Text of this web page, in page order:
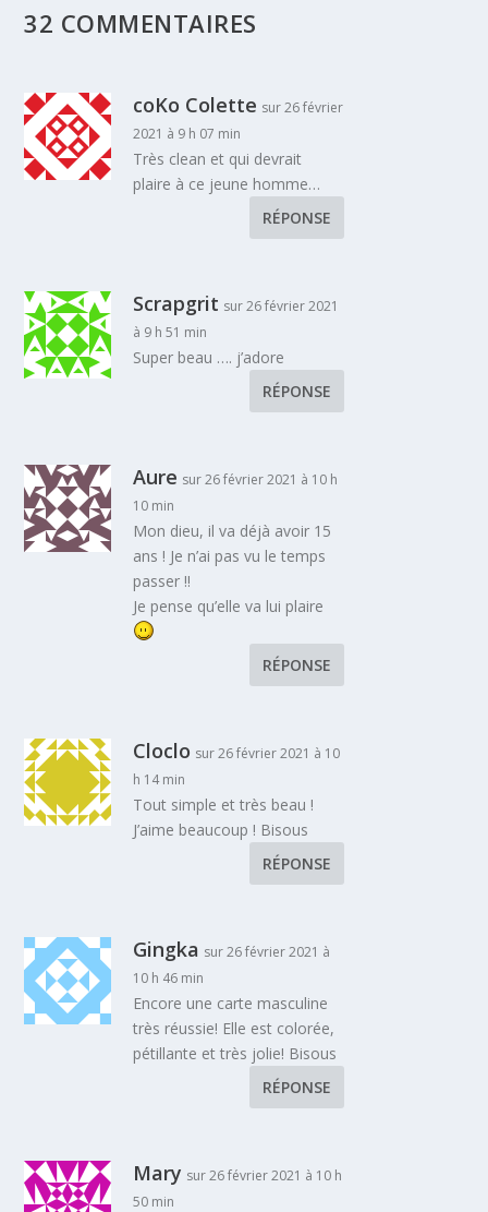
32 COMMENTAIRES
coKo Colette sur 26 février
2021 à 9 h 07 min
Très clean et qui devrait
plaire à ce jeune homme…
RÉPONSE
Scrapgrit sur 26 février 2021
à 9 h 51 min
Super beau …. j’adore
RÉPONSE
Aure sur 26 février 2021 à 10 h
10 min
Mon dieu, il va déjà avoir 15
ans ! Je n’ai pas vu le temps
passer !!
Je pense qu’elle va lui plaire
RÉPONSE
Cloclo sur 26 février 2021 à 10
h 14 min
Tout simple et très beau !
J’aime beaucoup ! Bisous
RÉPONSE
Gingka sur 26 février 2021 à
10 h 46 min
Encore une carte masculine
très réussie! Elle est colorée,
pétillante et très jolie! Bisous
RÉPONSE
Mary sur 26 février 2021 à 10 h
50 min